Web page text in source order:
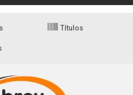
Títulos